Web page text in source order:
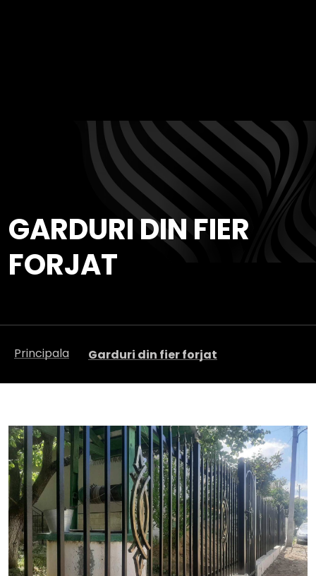
GARDURI DIN FIER
FORJAT
Principala Garduri din fier forjat